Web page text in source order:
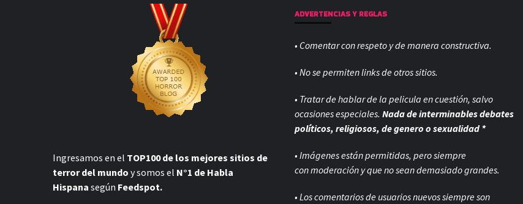
Ingresamos en el TOP100 de los mejores sitios de
terror del mundo y somos el N°1 de Habla
Hispana según Feedspot.
ADVERTENCIAS Y REGLAS
• Comentar con respeto y de manera constructiva.
• No se permiten links de otros sitios.
• Tratar de hablar de la pelicula en cuestión, salvo
ocasiones especiales.Nada de interminables debates
políticos, religiosos, de genero o sexualidad *
• Imágenes están permitidas, pero siempre
conmoderación y que no sean demasiado grandes.
• Los comentarios de usuarios nuevos siempre son